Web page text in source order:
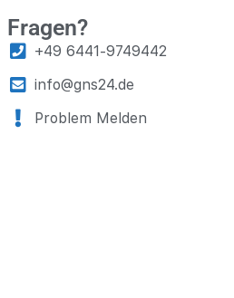
Fragen?
+49 6441-9749442
info@gns24.de
Problem Melden